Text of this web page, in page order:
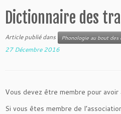
Dictionnaire des
Article publié dans Phonologie au bout
27 Décembre 2016
Vous devez être membre pour avoir
Si vous êtes membre de